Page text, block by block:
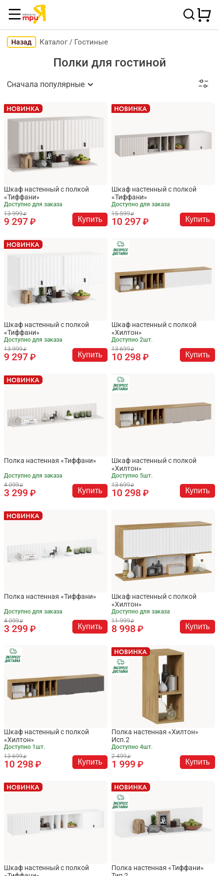
Назад Каталог / Гостиные
Полки для гостиной
Сначала популярные
Шкаф настенный с полкой
«Тиффани»
Доступно для заказа
13 999
9 297 Купить
Шкаф настенный с полкой
«Тиффани»
Доступно для заказа
15 599
10 297 Купить
Шкаф настенный с полкой
«Тиффани»
Доступно для заказа
13 999
9 297 Купить
Шкаф настенный с полкой
«Хилтон»
Доступно 2шт.
13 699
10 298 Купить
Полка настенная «Тиффани»
Доступно для заказа
4 099
3 299 Купить
Шкаф настенный с полкой
«Хилтон»
Доступно 5шт.
13 699
10 298 Купить
Полка настенная «Тиффани»
Доступно для заказа
4 099
3 299 Купить
Шкаф настенный с полкой
«Хилтон»
Доступно для заказа
11 999
8 998 Купить
Шкаф настенный с полкой
«Хилтон»
Доступно 1шт.
13 699
10 298 Купить
Полка настенная «Хилтон»
Исп.2
Доступно 4шт.
2 499
1 999 Купить
Шкаф настенный с полкой
Полка настенная «Тиффани»